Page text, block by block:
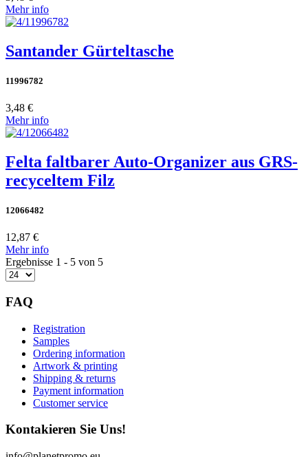
Mehr info
Santander Gürteltasche
11996782
3,48 €
Mehr info
Felta faltbarer Auto-Organizer aus GRS-
recyceltem Filz
12066482
12,87 €
Mehr info
Ergebnisse 1 - 5 von 5
FAQ
Registration
Samples
Ordering information
Artwork & printing
Shipping & returns
Payment information
Customer service
Kontakieren Sie Uns!